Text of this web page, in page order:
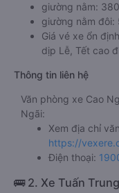
giường nằm:
giường nằm
Giá vé xe ổn
dịp Lễ, Tết cao
Thông tin liên hệ
Văn phòng xe Cao
Ngãi:
Xem địa chỉ
https://
Điện thoại:
🚌 2. Xe Tuấn Trung